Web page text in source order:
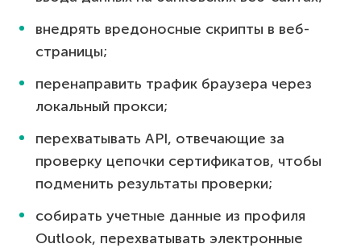
внедрять вредоносные скрипты в веб-
страницы;
перенаправить трафик браузера через
локальный прокси;
перехватывать API, отвечающие за
проверку цепочки сертификатов, чтобы
подменить результаты проверки;
собирать учетные данные из профиля
Outlook, перехватывать электронные